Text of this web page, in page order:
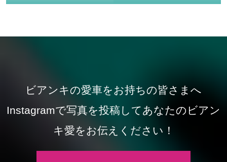
ビアンキの愛車をお持ちの皆さまへ
Instagramで写真を投稿してあなたのビアン
キ愛をお伝えください！